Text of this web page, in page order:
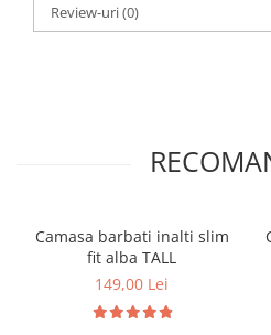
Review-uri(0)
Camasa barbati inalti slim
fit alba TALL
149,00 Lei